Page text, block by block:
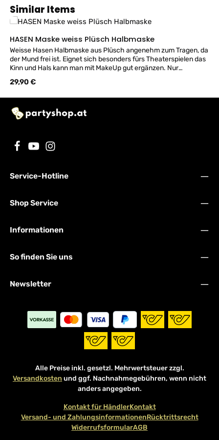
Produktgalerie überspringen
Similar Items
HASEN Maske weiss Plüsch Halbmaske
Weisse Hasen Halbmaske aus Plüsch angenehm zum Tragen, da
der Mund frei ist. Eignet sich besonders fürs Theaterspielen das
Kinn und Hals kann man mit MakeUp gut ergänzen. Nur
Regulärer Preis:
29,90 €
Service-Hotline
Shop Service
Informationen
So finden Sie uns
Newsletter
Alle Preise inkl. gesetzl. Mehrwertsteuer zzgl.
Versandkosten und ggf. Nachnahmegebühren, wenn nicht
anders angegeben.
Kontakt für HändlerKontakt
Versand- und ZahlungsinformationenRücktrittsrecht
WiderrufsformularAGB